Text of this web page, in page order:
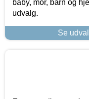
baby, mor, barn og
udvalg.
Se